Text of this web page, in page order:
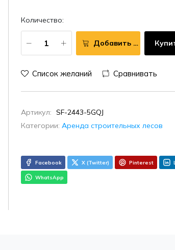
Количество:
Добавить в корзину
Список желаний Сравнивать
Артикул: SF-2443-5GQJ
Категории: Аренда строительных лесов
Facebook X (Twitter) Pinterest
WhatsApp